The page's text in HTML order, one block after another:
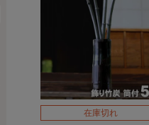
在庫切れ